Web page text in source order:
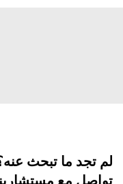
لم تجد ما تبحث
تواصل مع